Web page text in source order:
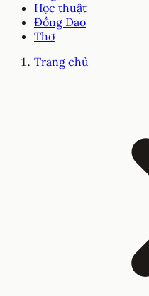
Học thuật
Đồng Dao
Thơ
Trang chủ